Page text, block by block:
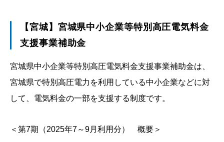
【宮城】宮城県中小企業等特別高圧電気料金
支援事業補助金
宮城県中小企業等特別高圧電気料金支援事業補助金は、
宮城県で特別高圧電力を利用している中小企業などに対
して、電気料金の一部を支援する制度です。
＜第7期（2025年7～9月利用分） 概要＞